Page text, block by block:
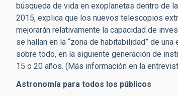
búsqueda de vida en exoplanetas dentro de
2015, explica que los nuevos telescopios
mejorarán relativamente la capacidad de
se hallan en la “zona de habitabilidad” de
sobre todo, en la siguiente generación de
15 o 20 años. (Más información en la
Astronomía para todos los públicos